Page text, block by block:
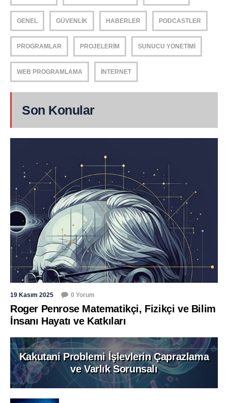
GENEL GÜVENLIK HABERLER PODCASTLER
PROGRAMLAR PROJELERIM SUNUCU YÖNETIMI
WEB PROGRAMLAMA İNTERNET
Son Konular
19 Kasım 2025 0 Yorum
Roger Penrose Matematikçi, Fizikçi ve Bilim
İnsanı Hayatı ve Katkıları
Kakutani Problemi İşlevlerin Çaprazlama
ve Varlık Sorunsalı